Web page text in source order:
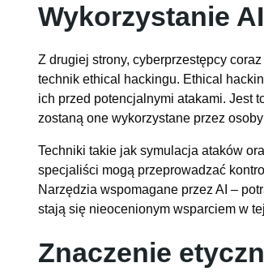
Wykorzystanie
Z drugiej strony, cyberprzestępcy
technik ethical hackingu. Ethical
ich przed potencjalnymi atakami. Jest
zostaną one wykorzystane przez
Techniki takie jak symulacja ataków
specjaliści mogą przeprowadzać
Narzędzia wspomagane przez AI –
stają się nieocenionym wsparciem w
Znaczenie